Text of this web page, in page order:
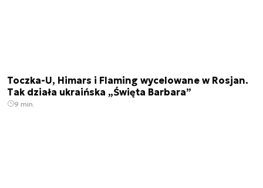
Toczka-U, Himars i Flaming wycelowane w Rosjan.
Tak działa ukraińska „Święta Barbara”
9 min.